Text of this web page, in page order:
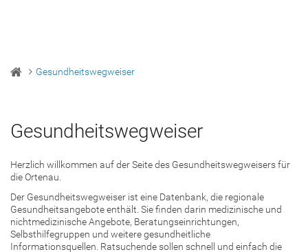
Gesundheitswegweiser
Gesundheitswegweiser
Herzlich willkommen auf der Seite des Gesundheitswegweisers für
die Ortenau.
Der Gesundheitswegweiser ist eine Datenbank, die regionale
Gesundheitsangebote enthält. Sie finden darin medizinische und
nichtmedizinische Angebote, Beratungseinrichtungen,
Selbsthilfegruppen und weitere gesundheitliche
Informationsquellen. Ratsuchende sollen schnell und einfach die